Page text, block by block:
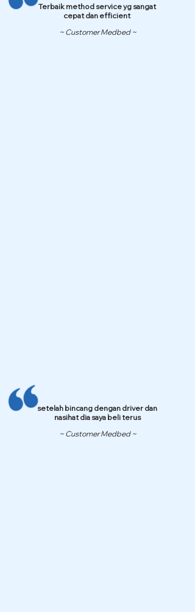
Terbaik method service yg sangat
cepat dan efficient
~ Customer Medbed ~
setelah bincang dengan driver dan
nasihat dia saya beli terus
~ Customer Medbed ~